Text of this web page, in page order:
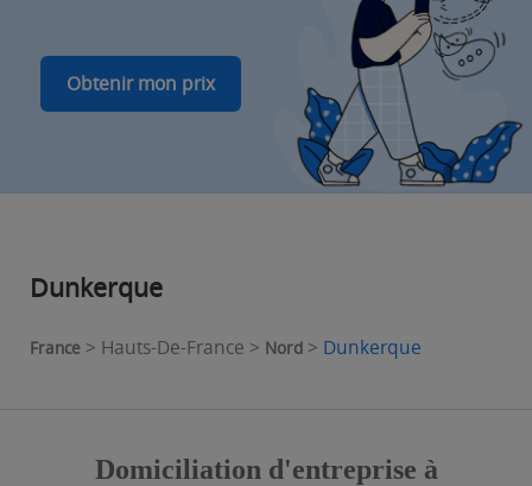
Obtenir mon prix
Dunkerque
France > Hauts-De-France > Nord > Dunkerque
Domiciliation d'entreprise à